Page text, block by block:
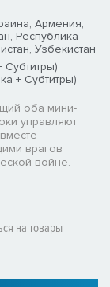
Армения,
Республика
Узбекистан
Субтитры)
+ Субтитры)
оба мини-
управляют
врагов
войне.
на товары